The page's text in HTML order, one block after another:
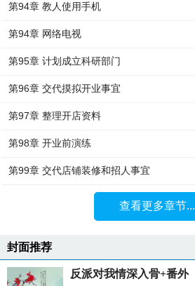
第94章 教人使用手机
第94章 网络电视
第95章 计划成立科研部门
第96章 交代摸拟开业事宜
第97章 整理开店资料
第98章 开业前演练
第99章 交代店铺装修和招人事宜
查看更多章节...
封面推荐
反派对我情深入骨+番外